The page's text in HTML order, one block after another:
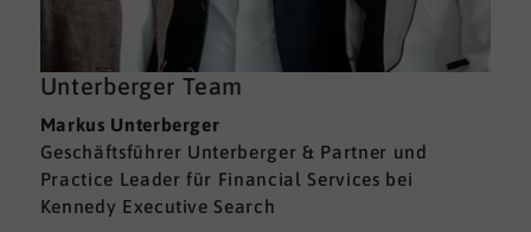
Unterberger Team
Markus Unterberger
Geschäftsführer Unterberger & Partner und
Practice Leader für Financial Services bei
Kennedy Executive Search